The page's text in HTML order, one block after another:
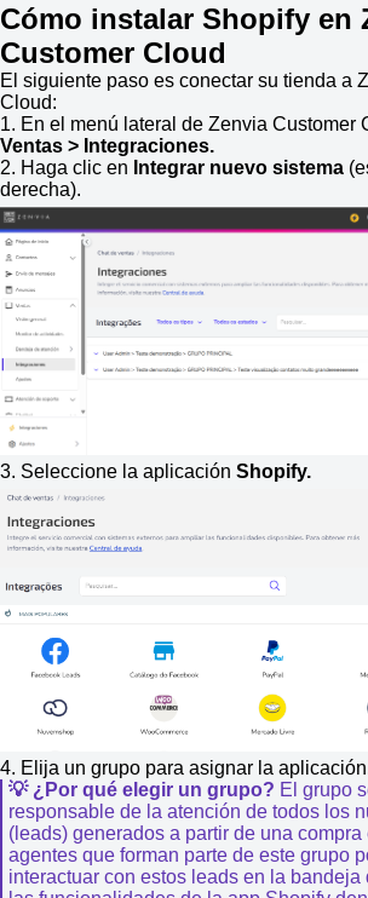
Cómo instalar Shopify en
Customer Cloud
El siguiente paso es conectar su tienda a
Cloud:
1. En el menú lateral de Zenvia Customer
Ventas > Integraciones.
2. Haga clic en Integrar nuevo sistema
derecha).
3. Seleccione la aplicación Shopify.
4. Elija un grupo para asignar la
💡 ¿Por qué elegir un grupo? El grupo
responsable de la atención de todos los
(leads) generados a partir de una
agentes que forman parte de este grupo
interactuar con estos leads en la bandeja